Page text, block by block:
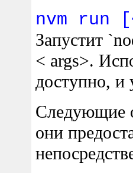
nvm run
Запустит
< args>.
доступно, и
Следующие
они